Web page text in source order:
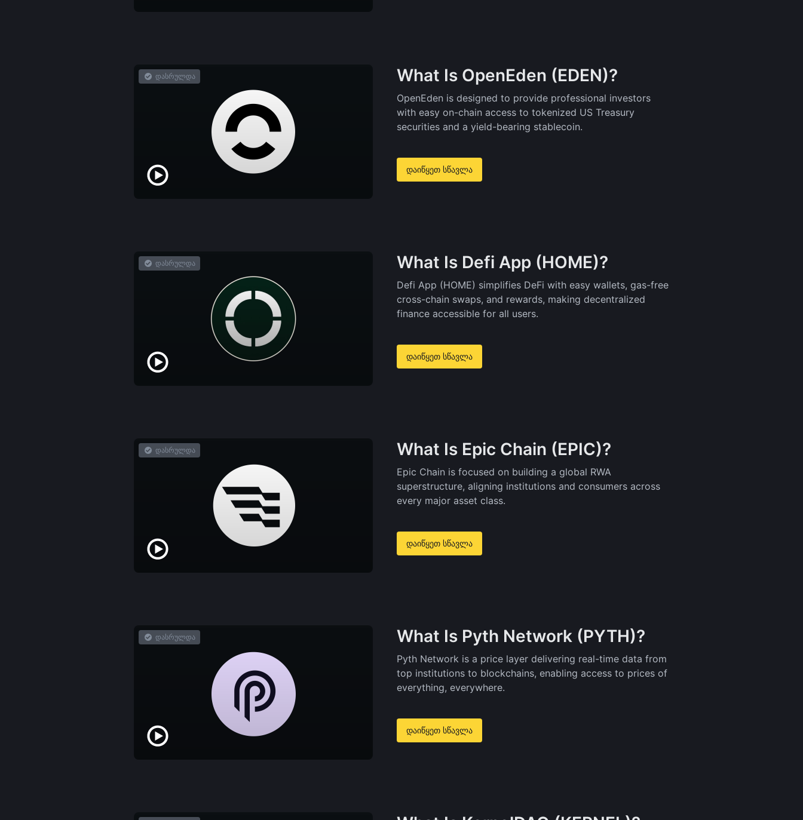
დასრულდა What Is OpenEden (EDEN)?
OpenEden is designed to provide professional investors
with easy on-chain access to tokenized US Treasury
securities and a yield-bearing stablecoin.
დაიწყეთ სწავლა
დასრულდა What Is Defi App (HOME)?
Defi App (HOME) simplifies DeFi with easy wallets, gas-free
cross-chain swaps, and rewards, making decentralized
finance accessible for all users.
დაიწყეთ სწავლა
დასრულდა What Is Epic Chain (EPIC)?
Epic Chain is focused on building a global RWA
superstructure, aligning institutions and consumers across
every major asset class.
დაიწყეთ სწავლა
დასრულდა What Is Pyth Network (PYTH)?
Pyth Network is a price layer delivering real-time data from
top institutions to blockchains, enabling access to prices of
everything, everywhere.
დაიწყეთ სწავლა